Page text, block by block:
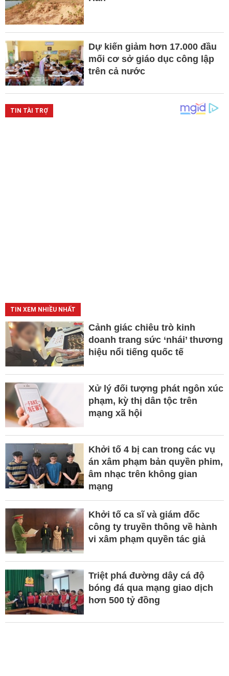
Dự kiến giảm hơn 17.000 đầu
mối cơ sở giáo dục công lập
trên cả nước
TIN XEM NHIỀU NHẤT
Cảnh giác chiêu trò kinh
doanh trang sức ‘nhái’ thương
hiệu nổi tiếng quốc tế
Xử lý đối tượng phát ngôn xúc
phạm, kỳ thị dân tộc trên
mạng xã hội
Khởi tố 4 bị can trong các vụ
án xâm phạm bản quyền phim,
âm nhạc trên không gian
mạng
Khởi tố ca sĩ và giám đốc
công ty truyền thông về hành
vi xâm phạm quyền tác giả
Triệt phá đường dây cá độ
bóng đá qua mạng giao dịch
hơn 500 tỷ đồng